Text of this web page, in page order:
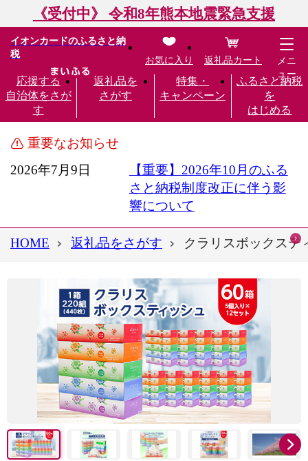
《受付中》 令和8年熊本地震緊急支援
イオンカードのふるさと納
税
応援する
自治体をさが
す
返礼品を
さがす
特集・
キャンペーン
ふるさと納税
を
はじめる
お気に入り 返礼品カート
メニ
ュー
重要なお知らせ
2026年7月9日
【重要】2026年10月のふる
さと納税制度改正に伴う影
響について
HOME 返礼品をさがす クラリスボックステ